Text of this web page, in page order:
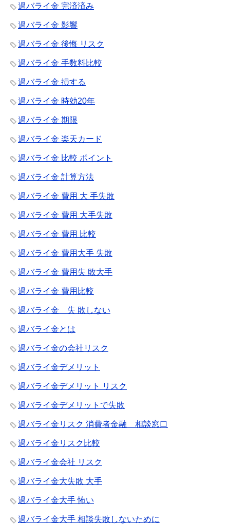
過バライ金 完済済み
過バライ金 影響
過バライ金 後悔 リスク
過バライ金 手数料比較
過バライ金 損する
過バライ金 時効20年
過バライ金 期限
過バライ金 楽天カード
過バライ金 比較 ポイント
過バライ金 計算方法
過バライ金 費用 大 手失敗
過バライ金 費用 大手失敗
過バライ金 費用 比較
過バライ金 費用大手 失敗
過バライ金 費用失 敗大手
過バライ金 費用比較
過バライ金 失 敗しない
過バライ金とは
過バライ金の会社リスク
過バライ金デメリット
過バライ金デメリット リスク
過バライ金デメリットで失敗
過バライ金リスク 消費者金融 相談窓口
過バライ金リスク比較
過バライ金会社 リスク
過バライ金大失敗 大手
過バライ金大手 怖い
過バライ金大手 相談失敗しないために